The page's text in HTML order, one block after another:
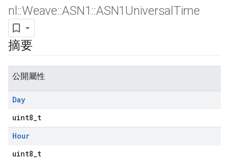
nl ::Weave::ASN1::ASN1Universal Time
摘要
公開屬性
Day
uint8_t
Hour
uint8_t